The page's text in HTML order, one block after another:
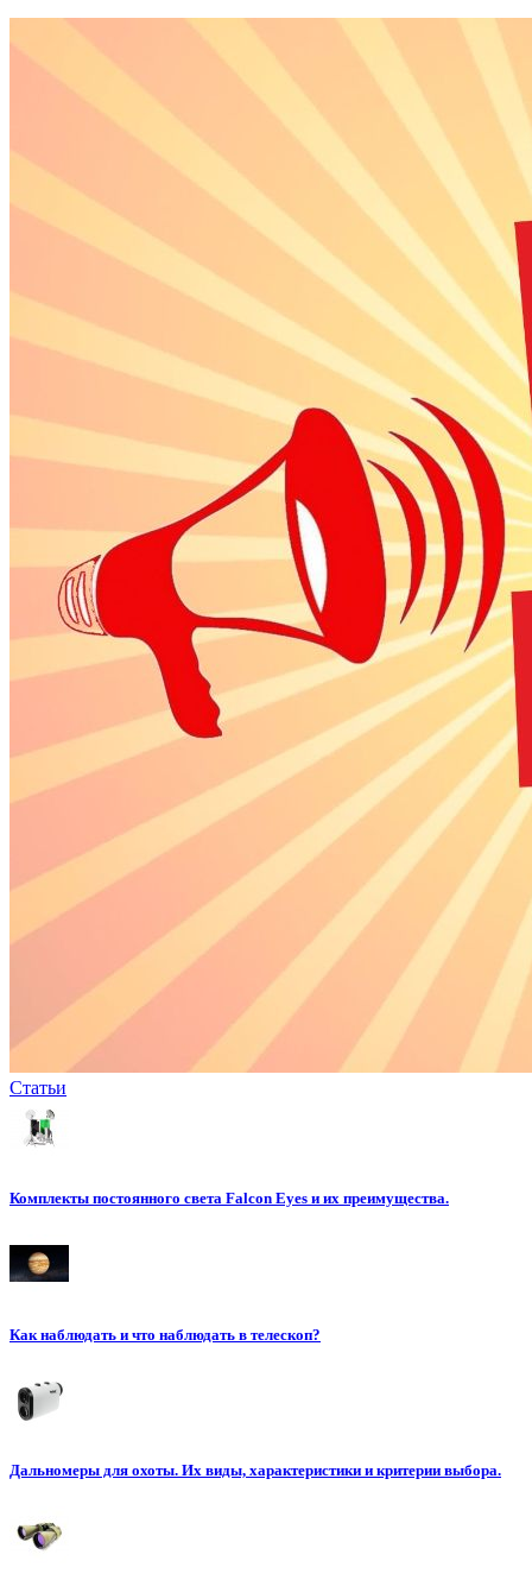
Статьи
Комплекты постоянного света Falcon Eyes и их преимущества.
Как наблюдать и что наблюдать в телескоп?
Дальномеры для охоты. Их виды, характеристики и критерии выбора.